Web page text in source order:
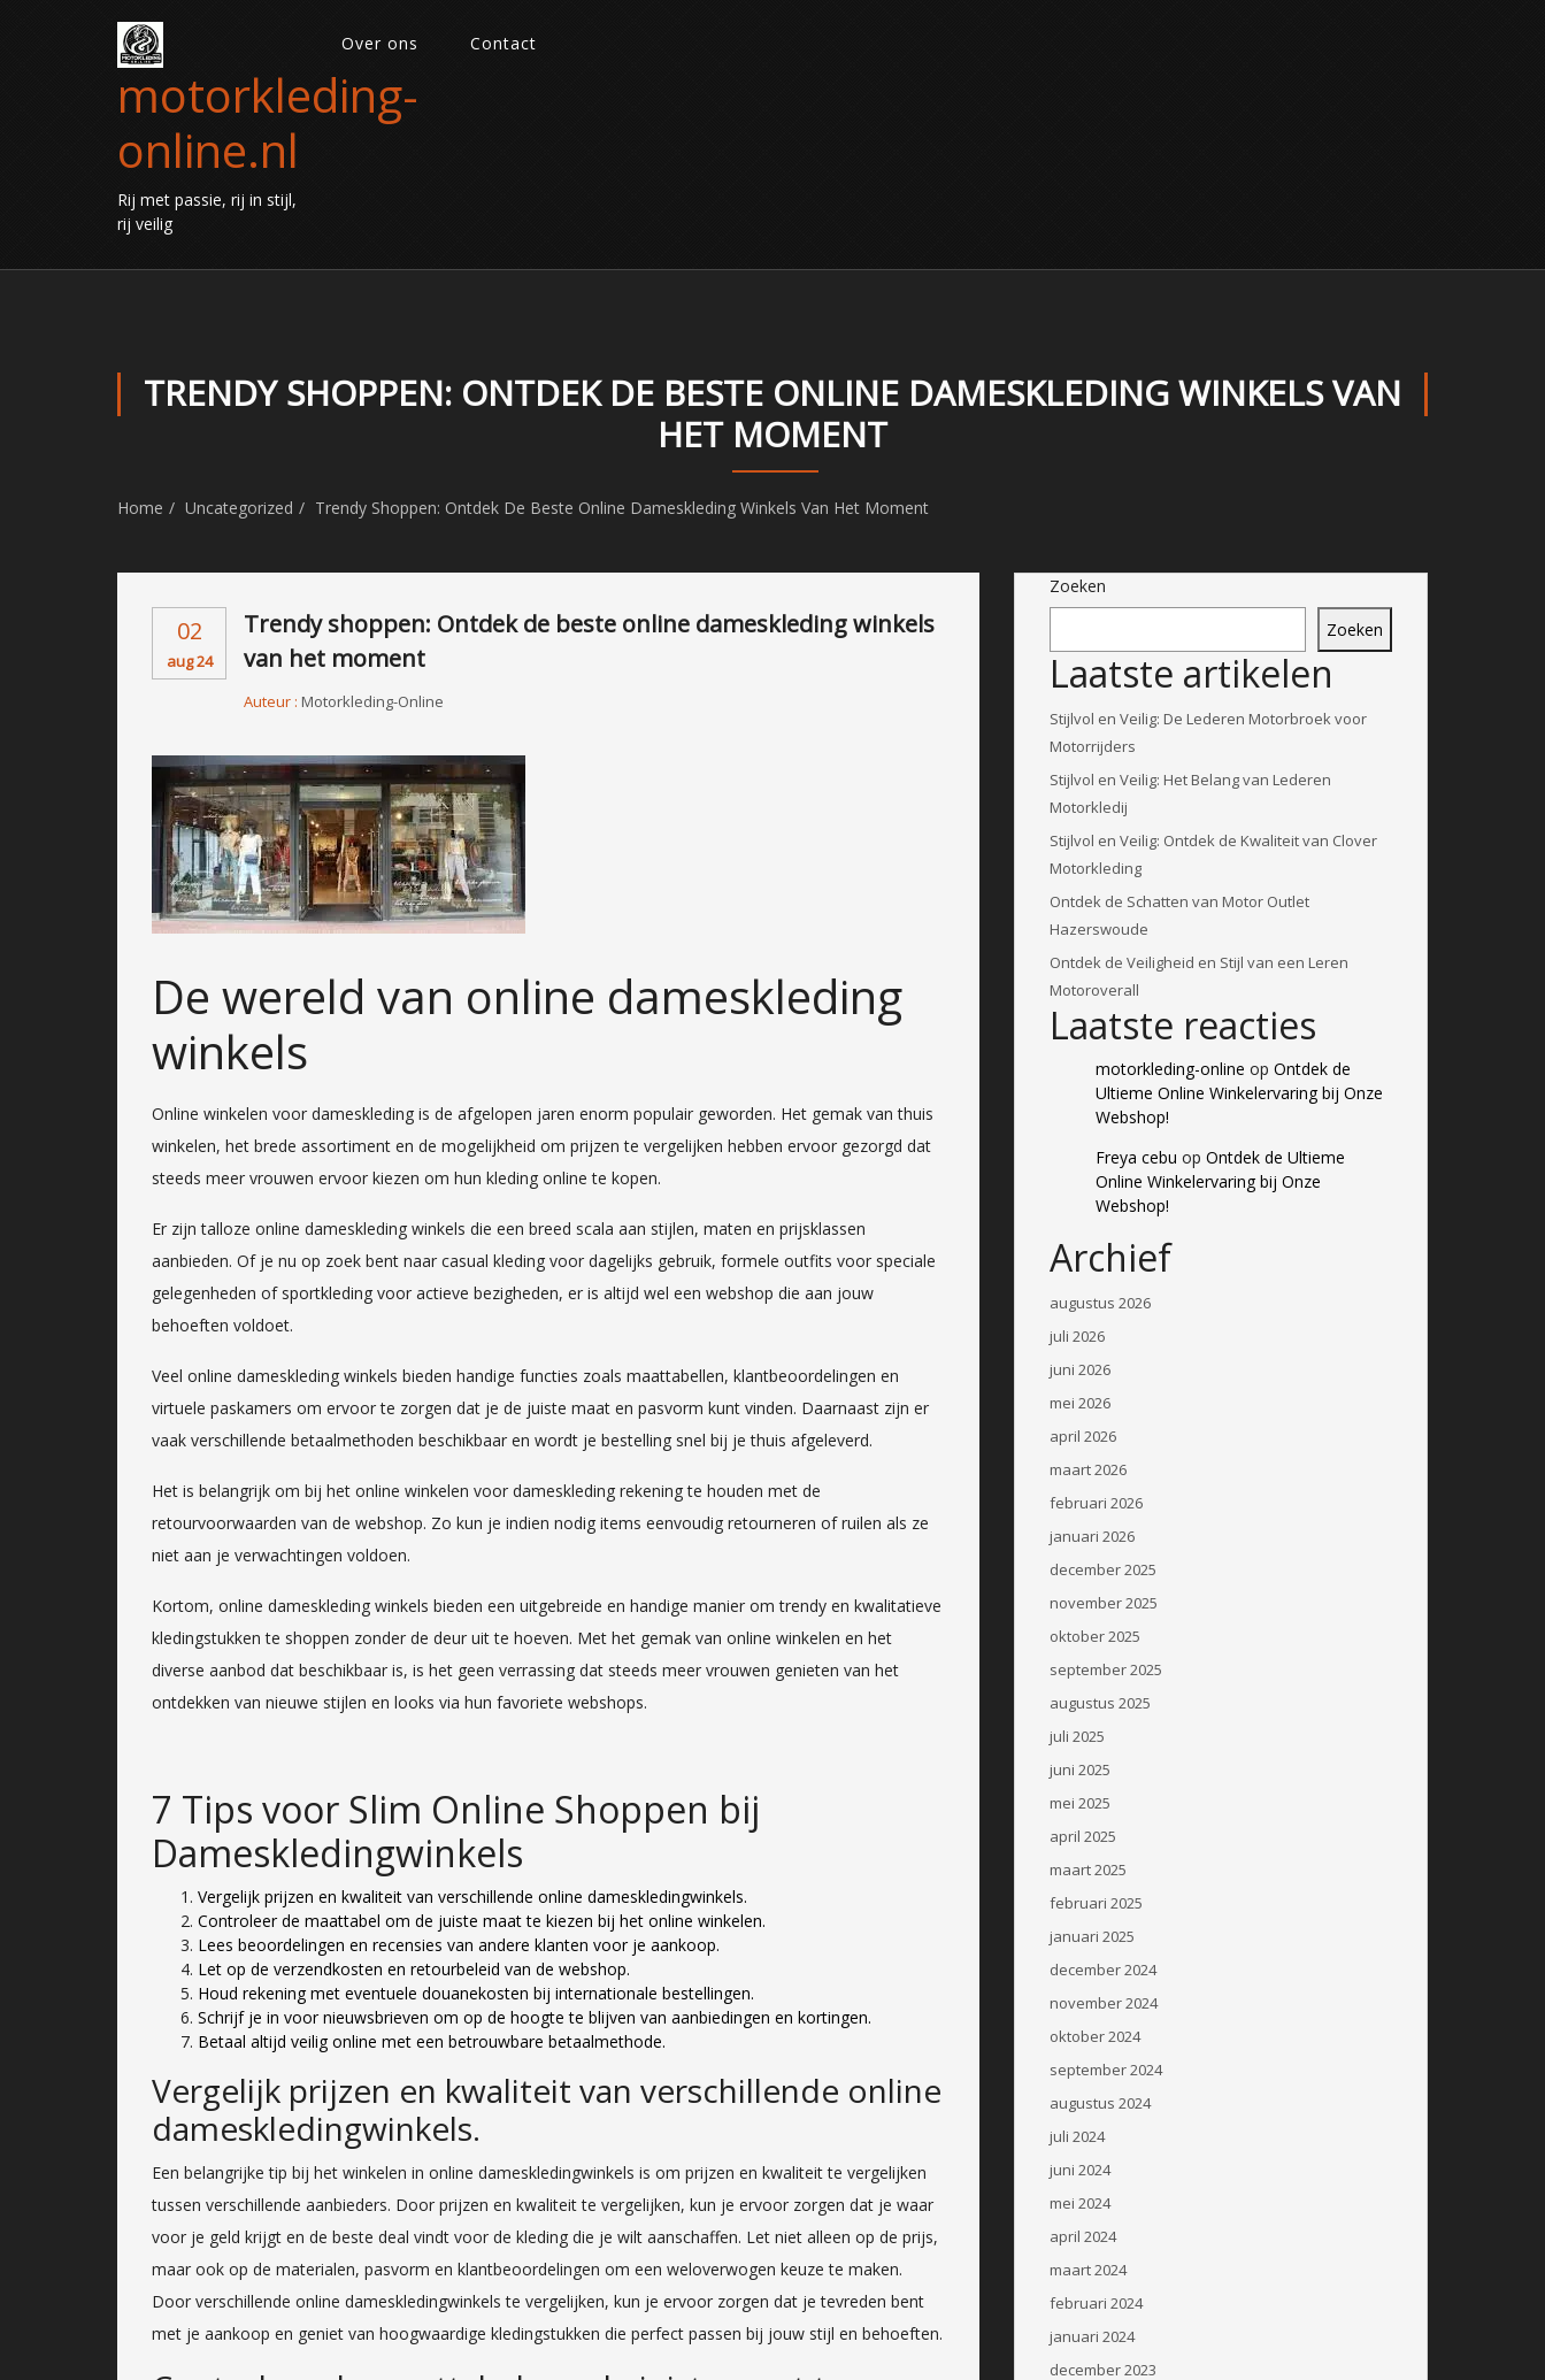
motorkleding-
online.nl
Rij met passie, rij in stijl,
rij veilig
Over ons Contact
TRENDY SHOPPEN: ONTDEK DE BESTE ONLINE DAMESKLEDING WINKELS VAN
HET MOMENT
Home Uncategorized Trendy Shoppen: Ontdek De Beste Online Dameskleding Winkels Van Het Moment
02
aug 24
Trendy shoppen: Ontdek de beste online dameskleding winkels
van het moment
Auteur : Motorkleding-Online
De wereld van online dameskleding
winkels
Online winkelen voor dameskleding is de afgelopen jaren enorm populair geworden. Het gemak van thuis
winkelen, het brede assortiment en de mogelijkheid om prijzen te vergelijken hebben ervoor gezorgd dat
steeds meer vrouwen ervoor kiezen om hun kleding online te kopen.
Er zijn talloze online dameskleding winkels die een breed scala aan stijlen, maten en prijsklassen
aanbieden. Of je nu op zoek bent naar casual kleding voor dagelijks gebruik, formele outfits voor speciale
gelegenheden of sportkleding voor actieve bezigheden, er is altijd wel een webshop die aan jouw
behoeften voldoet.
Veel online dameskleding winkels bieden handige functies zoals maattabellen, klantbeoordelingen en
virtuele paskamers om ervoor te zorgen dat je de juiste maat en pasvorm kunt vinden. Daarnaast zijn er
vaak verschillende betaalmethoden beschikbaar en wordt je bestelling snel bij je thuis afgeleverd.
Het is belangrijk om bij het online winkelen voor dameskleding rekening te houden met de
retourvoorwaarden van de webshop. Zo kun je indien nodig items eenvoudig retourneren of ruilen als ze
niet aan je verwachtingen voldoen.
Kortom, online dameskleding winkels bieden een uitgebreide en handige manier om trendy en kwalitatieve
kledingstukken te shoppen zonder de deur uit te hoeven. Met het gemak van online winkelen en het
diverse aanbod dat beschikbaar is, is het geen verrassing dat steeds meer vrouwen genieten van het
ontdekken van nieuwe stijlen en looks via hun favoriete webshops.
7 Tips voor Slim Online Shoppen bij
Dameskledingwinkels
Vergelijk prijzen en kwaliteit van verschillende online dameskledingwinkels.
Controleer de maattabel om de juiste maat te kiezen bij het online winkelen.
Lees beoordelingen en recensies van andere klanten voor je aankoop.
Let op de verzendkosten en retourbeleid van de webshop.
Houd rekening met eventuele douanekosten bij internationale bestellingen.
Schrijf je in voor nieuwsbrieven om op de hoogte te blijven van aanbiedingen en kortingen.
Betaal altijd veilig online met een betrouwbare betaalmethode.
Vergelijk prijzen en kwaliteit van verschillende online
dameskledingwinkels.
Een belangrijke tip bij het winkelen in online dameskledingwinkels is om prijzen en kwaliteit te vergelijken
tussen verschillende aanbieders. Door prijzen en kwaliteit te vergelijken, kun je ervoor zorgen dat je waar
voor je geld krijgt en de beste deal vindt voor de kleding die je wilt aanschaffen. Let niet alleen op de prijs,
maar ook op de materialen, pasvorm en klantbeoordelingen om een weloverwogen keuze te maken.
Door verschillende online dameskledingwinkels te vergelijken, kun je ervoor zorgen dat je tevreden bent
met je aankoop en geniet van hoogwaardige kledingstukken die perfect passen bij jouw stijl en behoeften.
Zoeken
Zoeken
Laatste artikelen
Stijlvol en Veilig: De Lederen Motorbroek voor
Motorrijders
Stijlvol en Veilig: Het Belang van Lederen
Motorkledij
Stijlvol en Veilig: Ontdek de Kwaliteit van Clover
Motorkleding
Ontdek de Schatten van Motor Outlet
Hazerswoude
Ontdek de Veiligheid en Stijl van een Leren
Motoroverall
Laatste reacties
motorkleding-online op Ontdek de
Ultieme Online Winkelervaring bij Onze
Webshop!
Freya cebu op Ontdek de Ultieme
Online Winkelervaring bij Onze
Webshop!
Archief
augustus 2026
juli 2026
juni 2026
mei 2026
april 2026
maart 2026
februari 2026
januari 2026
december 2025
november 2025
oktober 2025
september 2025
augustus 2025
juli 2025
juni 2025
mei 2025
april 2025
maart 2025
februari 2025
januari 2025
december 2024
november 2024
oktober 2024
september 2024
augustus 2024
juli 2024
juni 2024
mei 2024
april 2024
maart 2024
februari 2024
januari 2024
december 2023